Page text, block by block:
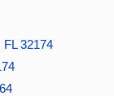
32174